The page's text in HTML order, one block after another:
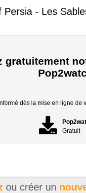
Persia - Les
gratuitement
dès la mise en ligne de
Gratuit
ou créer un